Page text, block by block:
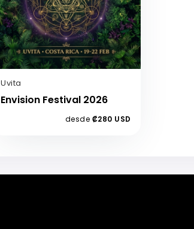
Uvita
Envision Festival 2026
desde ₡280 USD